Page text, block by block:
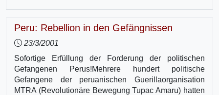
Peru: Rebellion in den Gefängnissen
23/3/2001
Sofortige Erfüllung der Forderung der politischen
Gefangenen Perus!Mehrere hundert politische
Gefangene der peruanischen Guerillaorganisation
MTRA (Revolutionäre Bewegung Tupac Amaru) hatten